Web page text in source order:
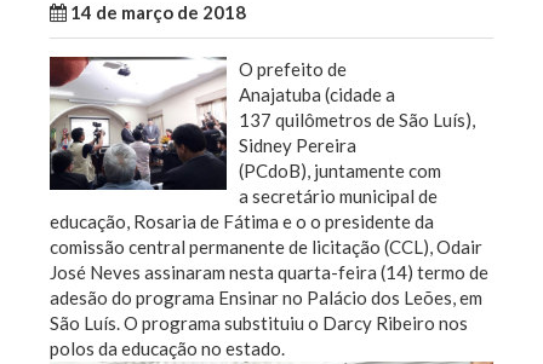
14 de março de 2018
O prefeito de
Anajatuba (cidade a
137 quilômetros de São Luís),
Sidney Pereira
(PCdoB), juntamente com
a secretário municipal de
educação, Rosaria de Fátima e o o presidente da
comissão central permanente de licitação (CCL), Odair
José Neves assinaram nesta quarta-feira (14) termo de
adesão do programa Ensinarno Palácio dos Leões, em
São Luís. O programa substituiu o Darcy Ribeiro nos
polos da educação no estado.